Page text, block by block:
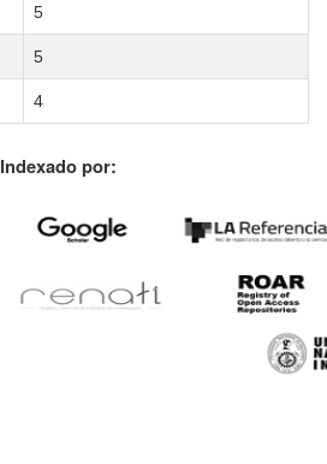
5
5
4
Indexado por: